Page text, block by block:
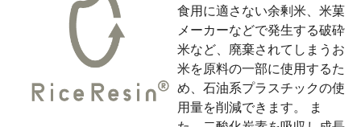
食用に適さない余剰米、米菓
メーカーなどで発生する破砕
米など、廃棄されてしまうお
米を原料の一部に使用するた
め、石油系プラスチックの使
用量を削減できます。 ま